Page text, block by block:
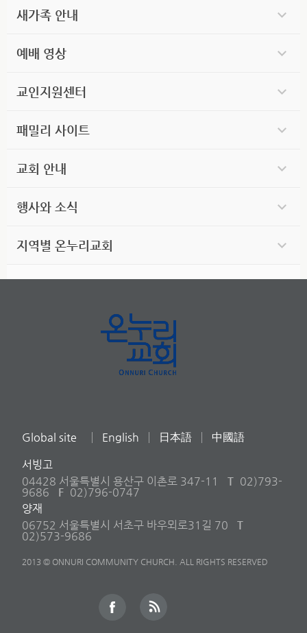
새가족 안내
예배 영상
교인지원센터
패밀리 사이트
교회 안내
행사와 소식
지역별 온누리교회
Global site English 日本語 中國語
서빙고
04428 서울특별시 용산구 이촌로 347-11
T 02)793-
9686
F 02)796-0747
양재
06752 서울특별시 서초구 바우뫼로31길 70
T
02)573-9686
2013 © ONNURI COMMUNITY CHURCH. ALL RIGHTS RESERVED